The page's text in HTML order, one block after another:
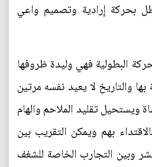
بحركة إرادية وتصميم واعي
البطولية فهي وليدة ظروفها
بها والتاريخ لا يعيد نفسه مرتين
ويستحيل تقليد الملاحم والهام
بهم ويمكن التقريب بين
وبين التجارب الخاصة للشغف